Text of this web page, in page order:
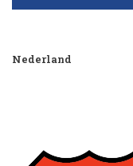
Nederland